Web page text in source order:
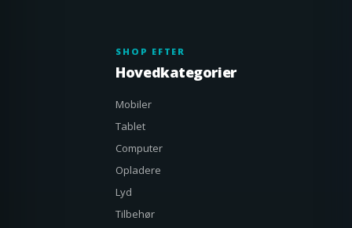
SHOP EFTER
Hovedkategorier
Mobiler
Tablet
Computer
Opladere
Lyd
Tilbehør